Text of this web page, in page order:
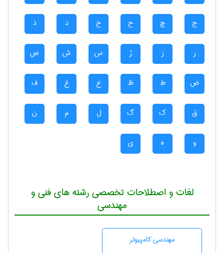
ج چ ح خ د ذ
ر ز ژ س ش ص
ض ط ظ ع غ ف
ق ک گ ل م ن
و ه ی
لغات و اصطلاحات تخصصی رشته های فنی و
مهندسی
مهندسی كامپيوتر